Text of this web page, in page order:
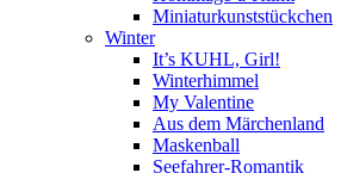
Miniaturkunststückchen
Winter
It’s KUHL, Girl!
Winterhimmel
My Valentine
Aus dem Märchenland
Maskenball
Seefahrer-Romantik